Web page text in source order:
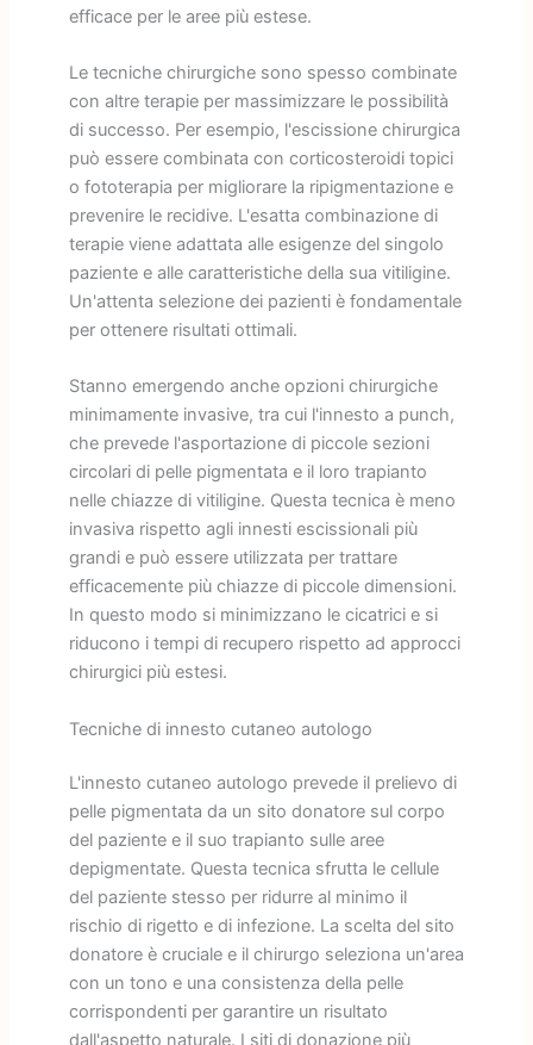
efficace per le aree più estese.
Le tecniche chirurgiche sono spesso combinate
con altre terapie per massimizzare le possibilità
di successo. Per esempio, l'escissione chirurgica
può essere combinata con corticosteroidi topici
o fototerapia per migliorare la ripigmentazione e
prevenire le recidive. L'esatta combinazione di
terapie viene adattata alle esigenze del singolo
paziente e alle caratteristiche della sua vitiligine.
Un'attenta selezione dei pazienti è fondamentale
per ottenere risultati ottimali.
Stanno emergendo anche opzioni chirurgiche
minimamente invasive, tra cui l'innesto a punch,
che prevede l'asportazione di piccole sezioni
circolari di pelle pigmentata e il loro trapianto
nelle chiazze di vitiligine. Questa tecnica è meno
invasiva rispetto agli innesti escissionali più
grandi e può essere utilizzata per trattare
efficacemente più chiazze di piccole dimensioni.
In questo modo si minimizzano le cicatrici e si
riducono i tempi di recupero rispetto ad approcci
chirurgici più estesi.
Tecniche di innesto cutaneo autologo
L'innesto cutaneo autologo prevede il prelievo di
pelle pigmentata da un sito donatore sul corpo
del paziente e il suo trapianto sulle aree
depigmentate. Questa tecnica sfrutta le cellule
del paziente stesso per ridurre al minimo il
rischio di rigetto e di infezione. La scelta del sito
donatore è cruciale e il chirurgo seleziona un'area
con un tono e una consistenza della pelle
corrispondenti per garantire un risultato